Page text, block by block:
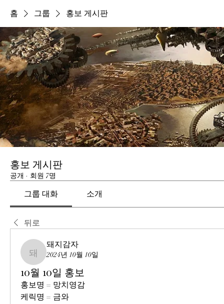
홈 그룹 홍보 게시판
홍보 게시판
공개 · 회원 7명
그룹 대화 소개
뒤로
돼지감자
돼지감자
2024년 10월 10일
10월 10일 홍보
홍보명 = 망치영감
케릭명 = 금와